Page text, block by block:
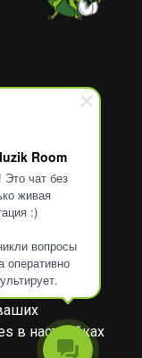
Room
Это чат без
живая
:)
вопросы
оперативно
TELEGRAM
Просим
в настройках